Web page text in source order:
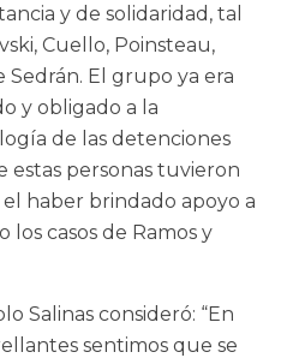
y de solidaridad, tal
Cuello, Poinsteau,
Sedrán. El grupo ya era
y obligado a la
de las detenciones
personas tuvieron
haber brindado apoyo a
los casos de Ramos y
Salinas consideró: “En
sentimos que se